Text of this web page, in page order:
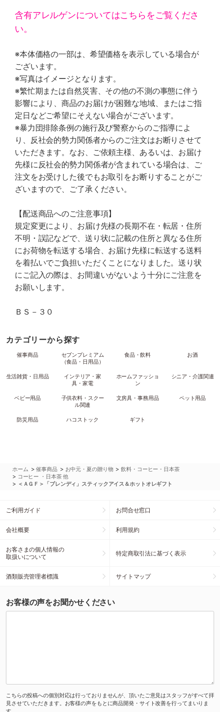
含有アレルゲンについてはこちらをご覧くださ
い。
※本体価格の一部は、希望価格を表示している場合が
ございます。
※写真はイメージとなります。
※繁忙期または自然災害、その他の不測の事態に伴う
影響により、商品のお届けが困難な地域、またはご指
定日などご希望にそえない場合がございます。
※暴力団排除条例の施行及び警察からのご指導によ
り、反社会的勢力関係者からのご注文はお断りさせて
いただきます。なお、ご依頼主様、あるいは、お届け
先様に反社会的勢力関係者が含まれている場合は、ご
注文をお受けした後でもお取引をお断りすることがご
ざいますので、ご了承ください。
【配送商品へのご注意事項】
規定変更により、お届け先様の長期不在・転居・住所
不明・誤記などで、送り状に記載の住所と異なる住所
にお荷物を転送する場合、お届け先様に転送する送料
を着払いでご負担いただくことになりました。送り状
にご記入の際は、お間違いがないよう十分にご注意を
お願いします。
ＢＳ－３０
カテゴリーから探す
催事商品
セブンプレミアム
（食品・日用品）
食品・飲料 お酒
生活雑貨・日用品
インテリア・家
具・家電
ホームファッショ
ン
シニア・介護関連
ベビー用品
子供衣料・スクー
ル関連
文房具・事務用品 ペット用品
防災用品 ハコストック ギフト
ホーム >催事商品 > お中元・夏の贈り物 >飲料・コーヒー・日本茶
> コーヒー ・日本茶 他
> ＜ＡＧＦ＞「ブレンディ」スティックアイス＆ホットオレギフト
ご利用ガイド お問合せ窓口
会社概要 利用規約
お客さまの個人情報の
取扱いについて
特定商取引法に基づく表示
酒類販売管理者標識 サイトマップ
お客様の声をお聞かせください
こちらの投稿への個別対応は行っておりませんが、頂いたご意見はスタッフがすべて拝
見させていただきます。お客様の声をもとに商品開発・サイト改善を行ってまいりま